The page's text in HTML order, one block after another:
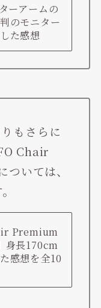
ーアームの
のモニター
た感想
もさらに
Chair
いては、
Premium
身長170cm
感想を全10